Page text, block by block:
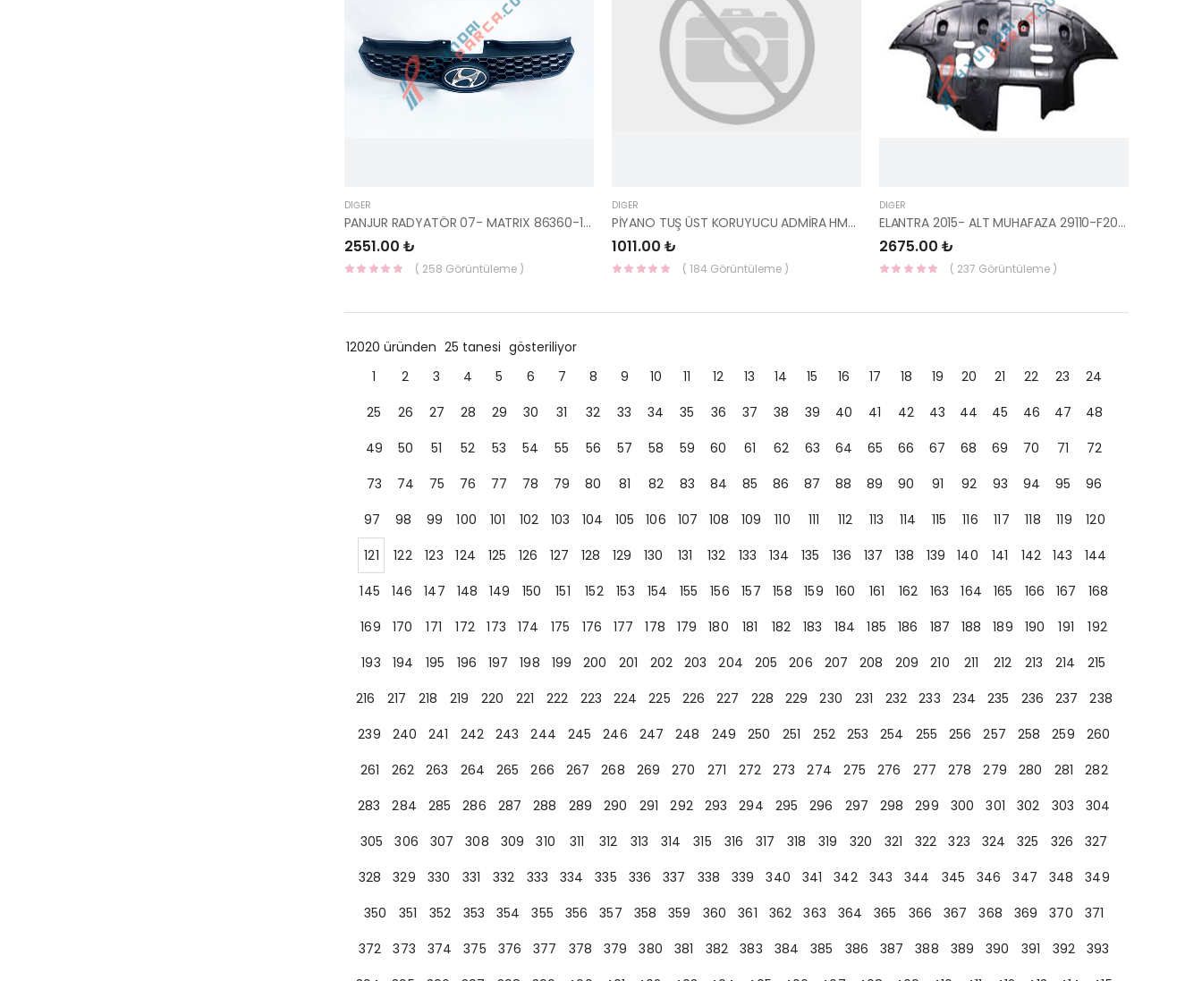
DIĞER
PANJUR RADYATÖR 07- MATRIX 86360-10000-HMC
2551.00 ₺
( 258 Görüntüleme )
DIĞER
PİYANO TUŞ ÜST KORUYUCU ADMİRA HMC 22226-27400-HMC
1011.00 ₺
( 184 Görüntüleme )
DIĞER
ELANTRA 2015- ALT MUHAFAZA 29110-F2000-MOBIS
2675.00 ₺
( 237 Görüntüleme )
12020 üründen 25 tanesi gösteriliyor
1
2 3 4 5 6 7 8 9 10 11 12 13 14 15 16 17 18 19 20 21 22 23
24
25
26 27 28 29 30 31 32 33 34 35 36 37 38 39 40 41 42 43 44 45 46 47
48
49
50 51 52 53 54 55 56 57 58 59 60 61 62 63 64 65 66 67 68 69 70 71
72
73
74 75 76 77 78 79 80 81 82 83 84 85 86 87 88 89 90 91 92 93 94 95
96
97
98 99 100 101 102 103 104 105 106 107 108 109 110 111 112 113 114 115 116 117 118 119
120
121
122 123 124 125 126 127 128 129 130 131 132 133 134 135 136 137 138 139 140 141 142 143
144
145
146 147 148 149 150 151 152 153 154 155 156 157 158 159 160 161 162 163 164 165 166 167
168
169
170 171 172 173 174 175 176 177 178 179 180 181 182 183 184 185 186 187 188 189 190 191
192
193
194 195 196 197 198 199 200 201 202 203 204 205 206 207 208 209 210 211 212 213 214
215
216
217 218 219 220 221 222 223 224 225 226 227 228 229 230 231 232 233 234 235 236 237
238
239
240 241 242 243 244 245 246 247 248 249 250 251 252 253 254 255 256 257 258 259
260
261
262 263 264 265 266 267 268 269 270 271 272 273 274 275 276 277 278 279 280 281
282
283
284 285 286 287 288 289 290 291 292 293 294 295 296 297 298 299 300 301 302 303
304
305
306 307 308 309 310 311 312 313 314 315 316 317 318 319 320 321 322 323 324 325 326
327
328
329 330 331 332 333 334 335 336 337 338 339 340 341 342 343 344 345 346 347 348
349
350
351 352 353 354 355 356 357 358 359 360 361 362 363 364 365 366 367 368 369 370
371
372
373 374 375 376 377 378 379 380 381 382 383 384 385 386 387 388 389 390 391 392
393